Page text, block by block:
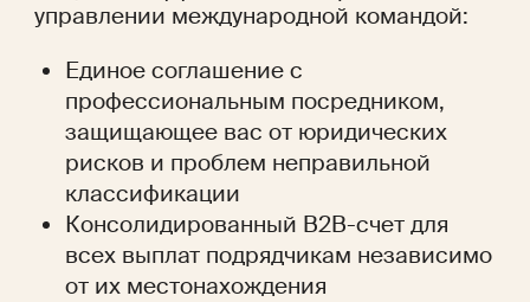
управлении международной командой:
Единое соглашение с
профессиональным посредником,
защищающее вас от юридических
рисков и проблем неправильной
классификации
Консолидированный B2B-счет для
всех выплат подрядчикам независимо
от их местонахождения